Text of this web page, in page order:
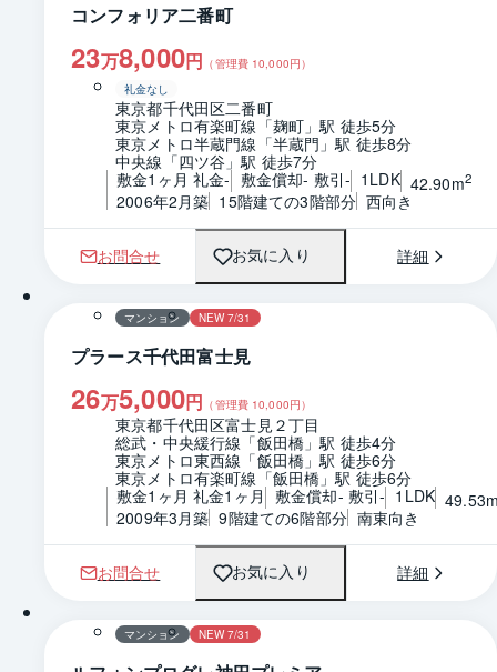
コンフォリア二番町
23万8,000円 （管理費 10,000円）
礼金なし
東京都千代田区二番町
東京メトロ有楽町線「麹町」駅 徒歩5分
東京メトロ半蔵門線「半蔵門」駅 徒歩8分
中央線「四ツ谷」駅 徒歩7分
敷金1ヶ月 礼金- 敷金償却- 敷引- 1LDK 42.90m2
2006年2月築 15階建ての3階部分 西向き
お問合せ お気に入り 詳細
1 / 0 間取り
マンション NEW 7/31
プラース千代田富士見
26万5,000円 （管理費 10,000円）
東京都千代田区富士見２丁目
総武・中央緩行線「飯田橋」駅 徒歩4分
東京メトロ東西線「飯田橋」駅 徒歩6分
東京メトロ有楽町線「飯田橋」駅 徒歩6分
敷金1ヶ月 礼金1ヶ月 敷金償却- 敷引- 1LDK
2009年3月築 9階建ての6階部分 南東向き
お問合せ お気に入り 詳細
1 / 0 間取り
マンション NEW 7/31